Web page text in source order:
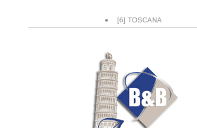
[6] TOSCANA